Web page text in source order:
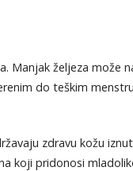
Manjak željeza može
do teškim
zdravu kožu
koji pridonosi